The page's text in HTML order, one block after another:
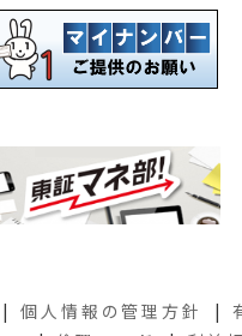
個人情報の管理方針